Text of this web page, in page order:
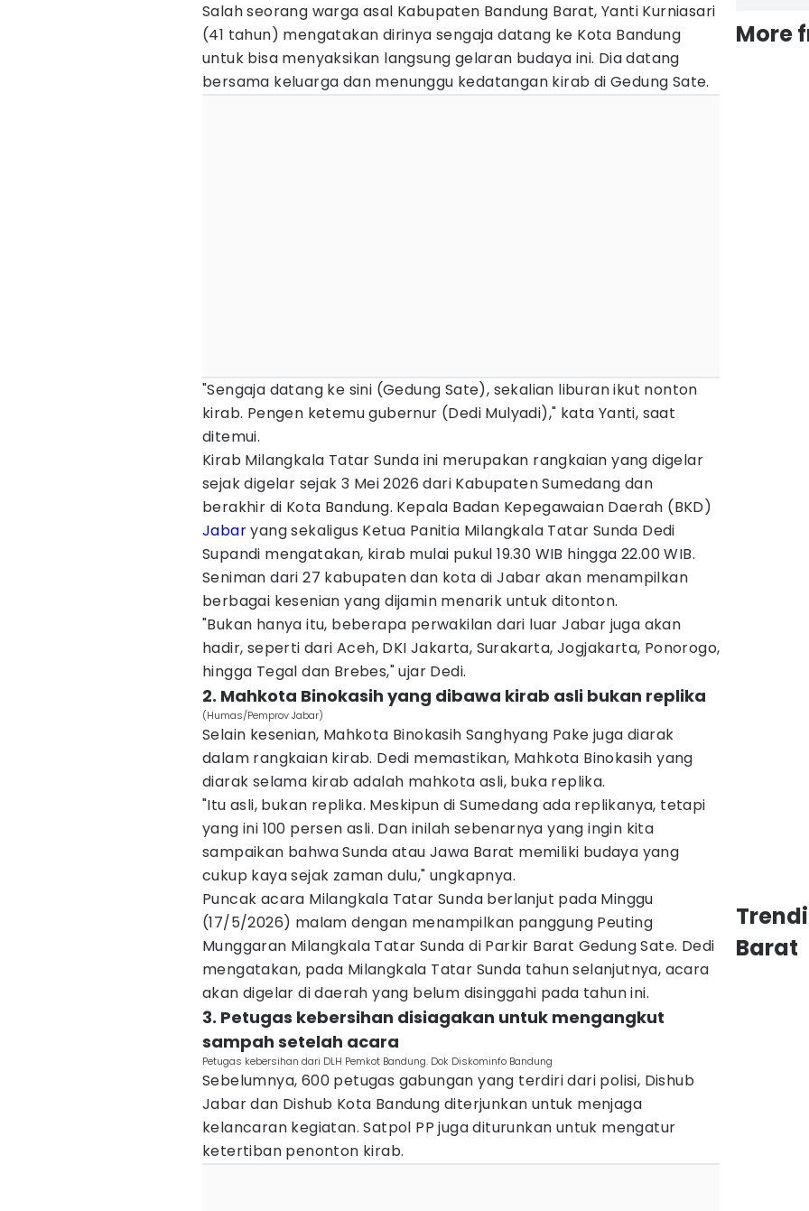
Salah seorang warga asal Kabupaten Bandung Barat, Yanti Kurniasari
(41 tahun) mengatakan dirinya sengaja datang ke Kota Bandung
untuk bisa menyaksikan langsung gelaran budaya ini. Dia datang
bersama keluarga dan menunggu kedatangan kirab di Gedung Sate.
"Sengaja datang ke sini (Gedung Sate), sekalian liburan ikut nonton
kirab. Pengen ketemu gubernur (Dedi Mulyadi)," kata Yanti, saat
ditemui.
Kirab Milangkala Tatar Sunda ini merupakan rangkaian yang digelar
sejak digelar sejak 3 Mei 2026 dari Kabupaten Sumedang dan
berakhir di Kota Bandung. Kepala Badan Kepegawaian Daerah (BKD)
Jabaryang sekaligus Ketua Panitia Milangkala Tatar Sunda Dedi
Supandi mengatakan, kirab mulai pukul 19.30 WIB hingga 22.00 WIB.
Seniman dari 27 kabupaten dan kota di Jabar akan menampilkan
berbagai kesenian yang dijamin menarik untuk ditonton.
"Bukan hanya itu, beberapa perwakilan dari luar Jabar juga akan
hadir, seperti dari Aceh, DKI Jakarta, Surakarta, Jogjakarta, Ponorogo,
hingga Tegal dan Brebes," ujar Dedi.
2. Mahkota Binokasih yang dibawa kirab asli bukan replika
(Humas/Pemprov Jabar)
Selain kesenian, Mahkota Binokasih Sanghyang Pake juga diarak
dalam rangkaian kirab. Dedi memastikan, Mahkota Binokasih yang
diarak selama kirab adalah mahkota asli, buka replika.
"Itu asli, bukan replika. Meskipun di Sumedang ada replikanya, tetapi
yang ini 100 persen asli. Dan inilah sebenarnya yang ingin kita
sampaikan bahwa Sunda atau Jawa Barat memiliki budaya yang
cukup kaya sejak zaman dulu," ungkapnya.
Puncak acara Milangkala Tatar Sunda berlanjut pada Minggu
(17/5/2026) malam dengan menampilkan panggung Peuting
Munggaran Milangkala Tatar Sunda di Parkir Barat Gedung Sate. Dedi
mengatakan, pada Milangkala Tatar Sunda tahun selanjutnya, acara
akan digelar di daerah yang belum disinggahi pada tahun ini.
3. Petugas kebersihan disiagakan untuk mengangkut
sampah setelah acara
Petugas kebersihan dari DLH Pemkot Bandung. Dok Diskominfo Bandung
Sebelumnya, 600 petugas gabungan yang terdiri dari polisi, Dishub
Jabar dan Dishub Kota Bandung diterjunkan untuk menjaga
kelancaran kegiatan. Satpol PP juga diturunkan untuk mengatur
ketertiban penonton kirab.
More
Barat